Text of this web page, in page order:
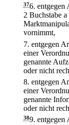
376. entgegen
2 Buchstabe
vornimmt,
7. entgegen
einer
genannte
oder nicht
8. entgegen
einer
genannte
oder nicht
389. entgegen